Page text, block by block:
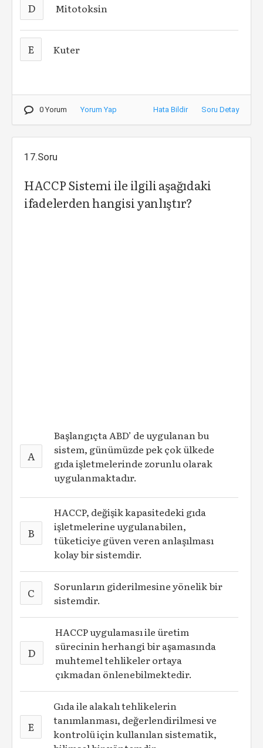
D Mitotoksin
E Kuter
0 Yorum Yorum Yap Hata Bildir Soru Detay
17.Soru
HACCP Sistemi ile ilgili aşağıdaki
ifadelerden hangisi yanlıştır?
A
Başlangıçta ABD’ de uygulanan bu
sistem, günümüzde pek çok ülkede
gıda işletmelerinde zorunlu olarak
uygulanmaktadır.
B
HACCP, değişik kapasitedeki gıda
işletmelerine uygulanabilen,
tüketiciye güven veren anlaşılması
kolay bir sistemdir.
C
Sorunların giderilmesine yönelik bir
sistemdir.
D
HACCP uygulaması ile üretim
sürecinin herhangi bir aşamasında
muhtemel tehlikeler ortaya
çıkmadan önlenebilmektedir.
E
Gıda ile alakalı tehlikelerin
tanımlanması, değerlendirilmesi ve
kontrolü için kullanılan sistematik,